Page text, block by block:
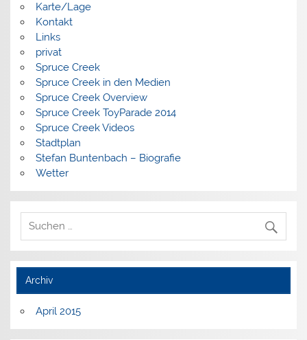
Karte/Lage
Kontakt
Links
privat
Spruce Creek
Spruce Creek in den Medien
Spruce Creek Overview
Spruce Creek ToyParade 2014
Spruce Creek Videos
Stadtplan
Stefan Buntenbach – Biografie
Wetter
Archiv
April 2015